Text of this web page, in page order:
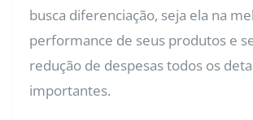
busca diferenciação, seja ela na
performance de seus produtos e
redução de despesas todos os
importantes.